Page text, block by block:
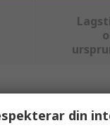
ett eller flera
din